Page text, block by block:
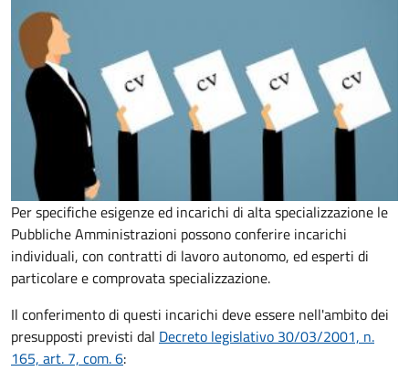
Per specifiche esigenze ed incarichi di alta specializzazione le
Pubbliche Amministrazioni possono conferire incarichi
individuali, con contratti di lavoro autonomo, ed esperti di
particolare e comprovata specializzazione.
Il conferimento di questi incarichi deve essere nell'ambito dei
presupposti previsti dal Decreto legislativo 30/03/2001, n.
165, art. 7, com. 6: